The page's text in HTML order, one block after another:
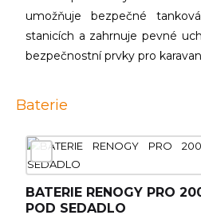
umožňuje bezpečné
stanicích a zahrnuje pevné
bezpečnostní prvky pro
Baterie
BATERIE RENOGY PRO
POD SEDADLO